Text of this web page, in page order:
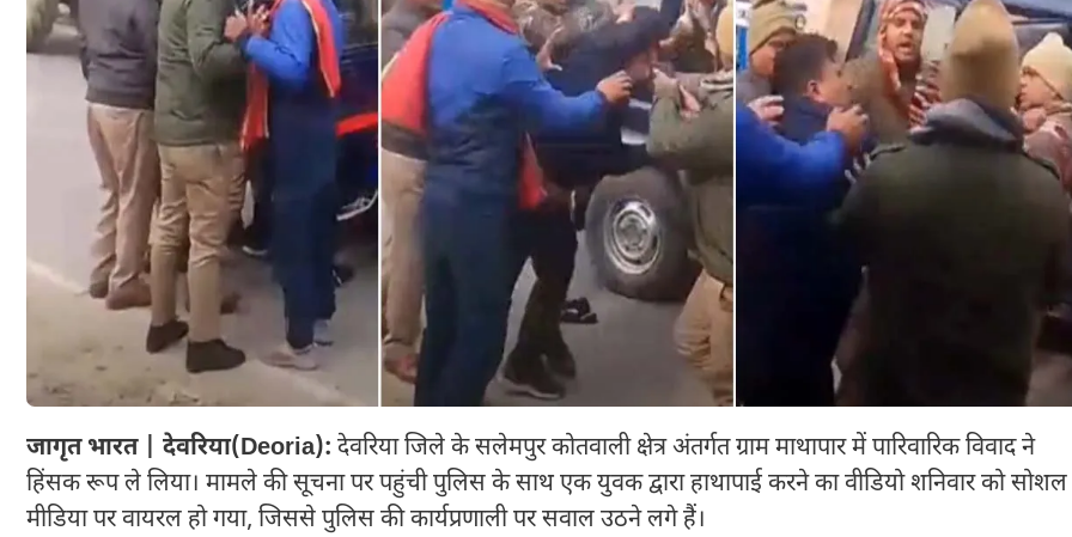
जागृत भारत | देवरिया(Deoria): देवरिया जिले के सलेमपुर कोतवाली क्षेत्र अंतर्गत ग्राम माथापार में पारिवारिक विवाद ने
हिंसक रूप ले लिया। मामले की सूचना पर पहुंची पुलिस के साथ एक युवक द्वारा हाथापाई करने का वीडियो शनिवार को सोशल
मीडिया पर वायरल हो गया, जिससे पुलिस की कार्यप्रणाली पर सवाल उठने लगे हैं।